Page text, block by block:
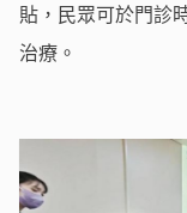
貼，民眾可於門診
治療。